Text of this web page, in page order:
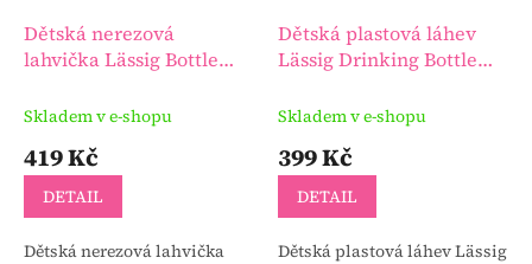
Dětská nerezová
lahvička Lässig Bottle
Party 2026
Skladem v e-shopu
419 Kč
DETAIL
Dětská nerezová lahvička
Dětská plastová láhev
Lässig Drinking Bottle
Skladem v e-shopu
399 Kč
DETAIL
Dětská plastová láhev Lässig